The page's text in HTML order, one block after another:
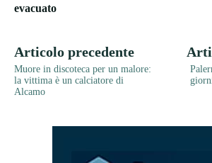
evacuato
Articolo precedente
Muore in discoteca per un malore:
la vittima è un calciatore di
Alcamo